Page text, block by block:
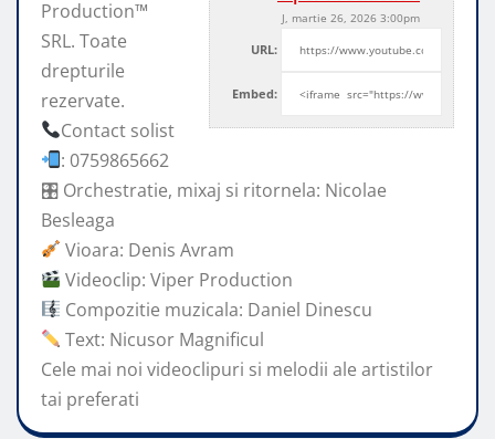
J, martie 26, 2026 3:00pm
URL:
Embed:
Production™
SRL. Toate
drepturile
rezervate.
Contact solist
: 0759865662
🎛 Orchestratie, mixaj si ritornela: Nicolae
Besleaga
Vioara: Denis Avram
Videoclip: Viper Production
Compozitie muzicala: Daniel Dinescu
Text: Nicusor Magnificul
Cele mai noi videoclipuri si melodii ale artistilor
tai preferati